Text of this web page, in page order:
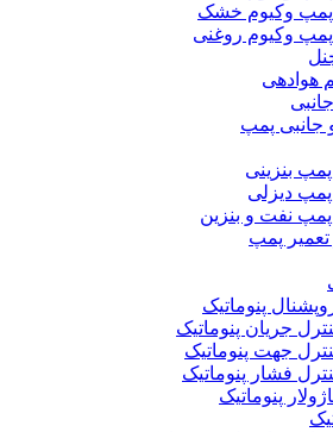
پمپ وکیوم خشک
پمپ وکیوم روغنی
هوادهی
جانبی پمپ
بنزینی
پمپ دیزلی
پمپ نفت و بنزین
پمپ
پنوماتیک
جریان پنوماتیک
جهت پنوماتیک
فشار پنوماتیک
پنوماتیک